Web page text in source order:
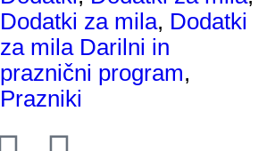
Dodatki za mila, Dodatki
za mila Darilni in
praznični program,
Prazniki